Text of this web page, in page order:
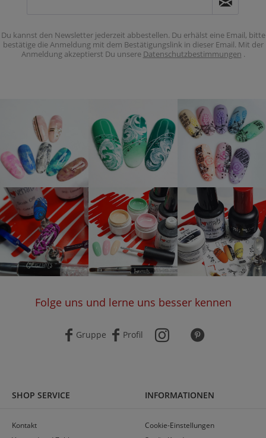
Du kannst den Newsletter jederzeit abbestellen. Du erhälst eine Email, bitte
bestätige die Anmeldung mit dem Bestätigungslink in dieser Email. Mit der
Anmeldung akzeptierst Du unsere Datenschutzbestimmungen .
Folge uns und lerne uns besser kennen
Gruppe Profil
SHOP SERVICE
Kontakt
INFORMATIONEN
Cookie-Einstellungen